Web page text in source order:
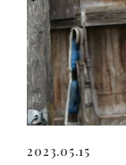
2023.05.15